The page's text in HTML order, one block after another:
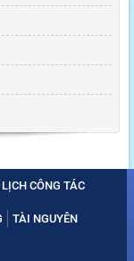
CÔNG TÁC
TÀI NGUYÊN